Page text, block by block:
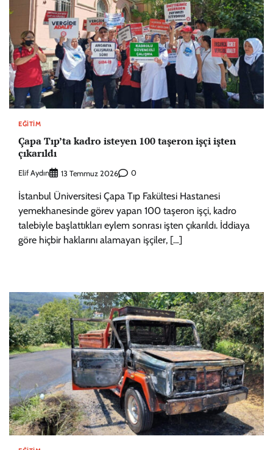
EĞITIM
Çapa Tıp’ta kadro isteyen 100 taşeron işçi işten
çıkarıldı
Elif Aydın 13 Temmuz 2026 0
İstanbul Üniversitesi Çapa Tıp Fakültesi Hastanesi
yemekhanesinde görev yapan 100 taşeron işçi, kadro
talebiyle başlattıkları eylem sonrası işten çıkarıldı. İddiaya
göre hiçbir haklarını alamayan işçiler, […]